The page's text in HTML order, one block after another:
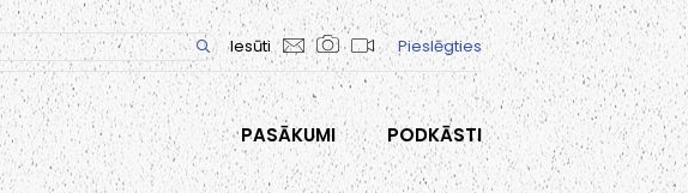
Iesūti Pieslēgties
PASĀKUMI PODKĀSTI